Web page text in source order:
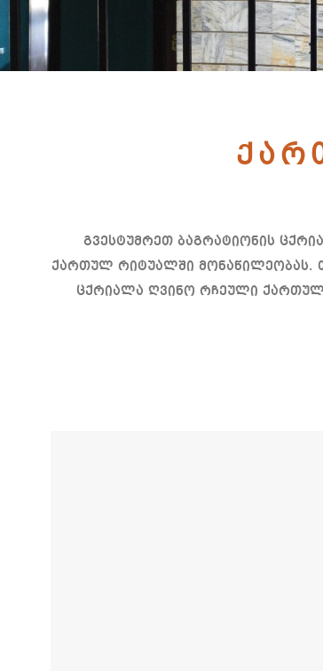
გვესტუმრეთ ბაგრატიონის
ქართულ რიტუალში მონაწილეობას.
ცქრიალა ღვინო რჩეული